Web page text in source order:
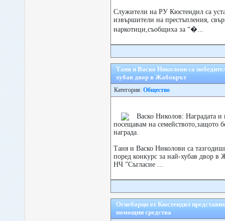
Служители на РУ Кюстендил са
извършители на престъпления,
наркотици,съобщиха за “�...
Таня и Васко Николови са
хубав двор в Жабокрът
Категория: Общество
Васко Николов: Наградата и
посещавам на семейството,защото
награда.
Таня и Васко Николови са
поред конкурс за най-хубав двор в
НЧ ”Съгласие ...
Огнеборци от Кюстендил
помощни средства